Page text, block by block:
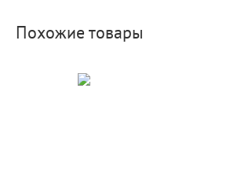
Похожие товары